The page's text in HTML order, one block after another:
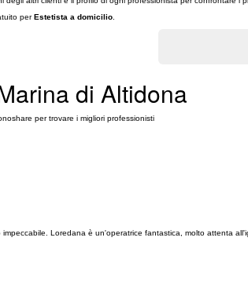
perEstetista a domicilio
di Altidona
per trovare i migliori professionisti
impeccabile. Loredana è un'operatrice fantastica, molto attenta